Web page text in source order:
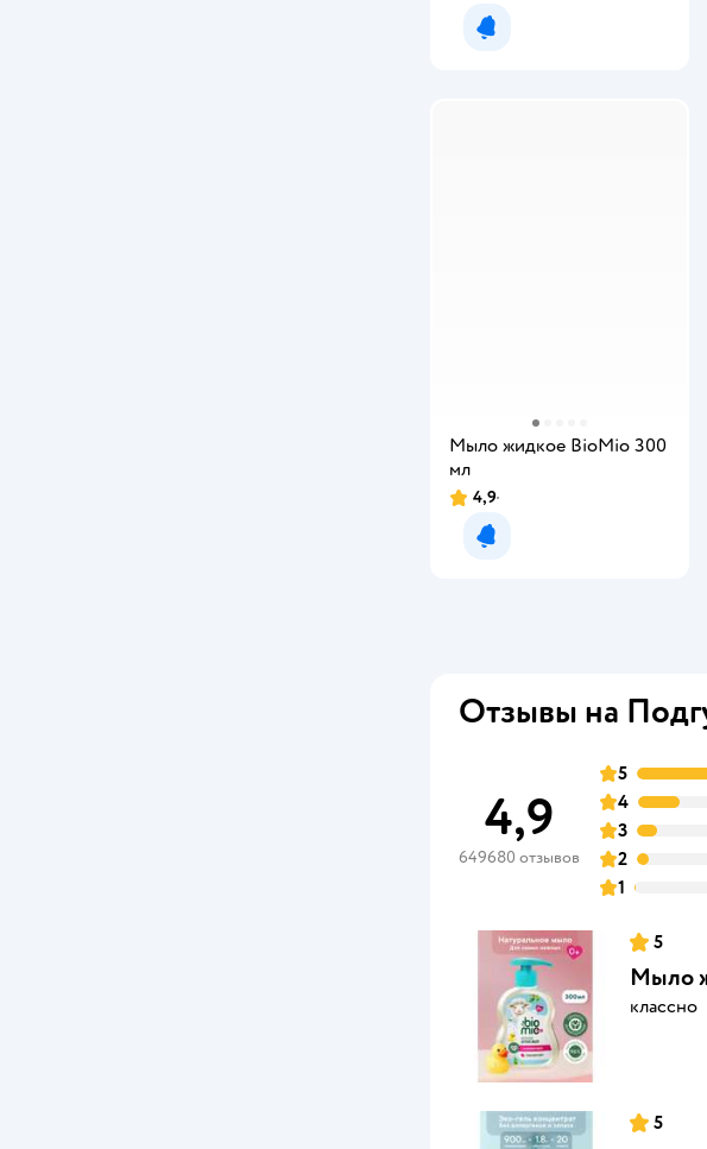
Уведомить о появлении
Мыло жидкое BioMio 300
мл
4,9
Уведомить о появлении
Отзывы на
4,9
649680 отзывов
5
4
3
2
1
5
Мыло
классно
5